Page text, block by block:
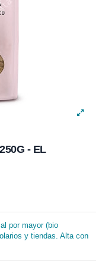
- EL
por mayor (bio
y tiendas. Alta con